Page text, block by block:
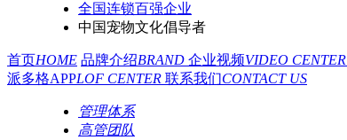
全国连锁百强企业
中国宠物文化倡导者
首页HOME 品牌介绍BRAND 企业视频VIDEO CENTER
派多格APPLOF CENTER 联系我们CONTACT US
管理体系
高管团队